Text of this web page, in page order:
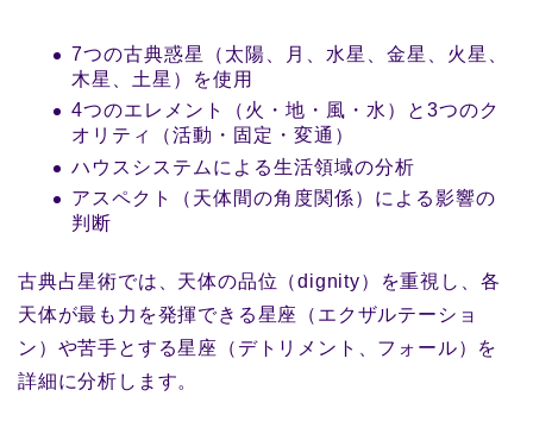
7つの古典惑星（太陽、月、水星、金星、火星、
木星、土星）を使用
4つのエレメント（火・地・風・水）と3つのク
オリティ（活動・固定・変通）
ハウスシステムによる生活領域の分析
アスペクト（天体間の角度関係）による影響の
判断
古典占星術では、天体の品位（dignity）を重視し、各
天体が最も力を発揮できる星座（エクザルテーショ
ン）や苦手とする星座（デトリメント、フォール）を
詳細に分析します。